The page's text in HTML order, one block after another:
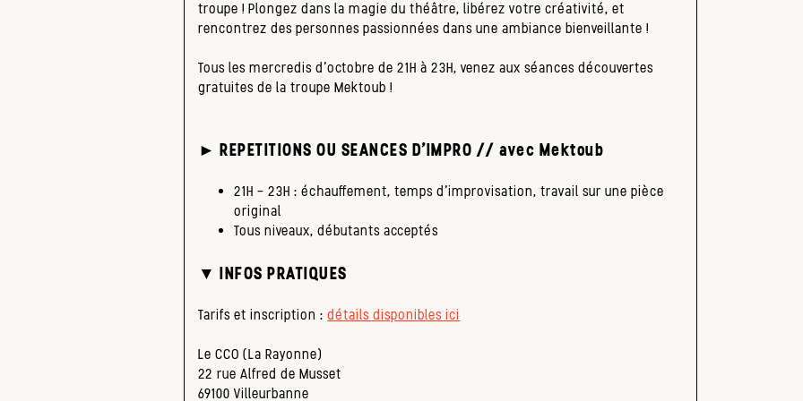
troupe ! Plongez dans la magie du théâtre, libérez votre créativité, et
rencontrez des personnes passionnées dans une ambiance bienveillante !
Tous les mercredis d’octobre de 21H à 23H, venez aux séances découvertes
gratuites de la troupe Mektoub !
► REPETITIONS OU SEANCES D’IMPRO // avec Mektoub
21H – 23H : échauffement, temps d’improvisation, travail sur une pièce
original
Tous niveaux, débutants acceptés
▼ INFOS PRATIQUES
Tarifs et inscription :détails disponibles ici
Le CCO (La Rayonne)
22 rue Alfred de Musset
69100 Villeurbanne